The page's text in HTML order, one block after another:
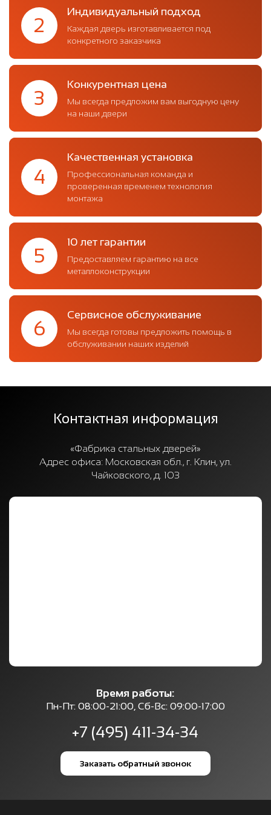
2
Индивидуальный подход
Каждая дверь изготавливается под
конкретного заказчика
3
Конкурентная цена
Мы всегда предложим вам выгодную цену
на наши двери
4
Качественная установка
Профессиональная команда и
проверенная временем технология
монтажа
5
10 лет гарантии
Предоставляем гарантию на все
металлоконструкции
6
Сервисное обслуживание
Мы всегда готовы предложить помощь в
обслуживании наших изделий
Контактная информация
«Фабрика стальных дверей»
Адрес офиса: Московская обл., г. Клин, ул.
Чайковского, д. 103
Время работы:
Пн-Пт: 08:00-21:00, Сб-Вс: 09:00-17:00
+7 (495) 411-34-34
Заказать обратный звонок